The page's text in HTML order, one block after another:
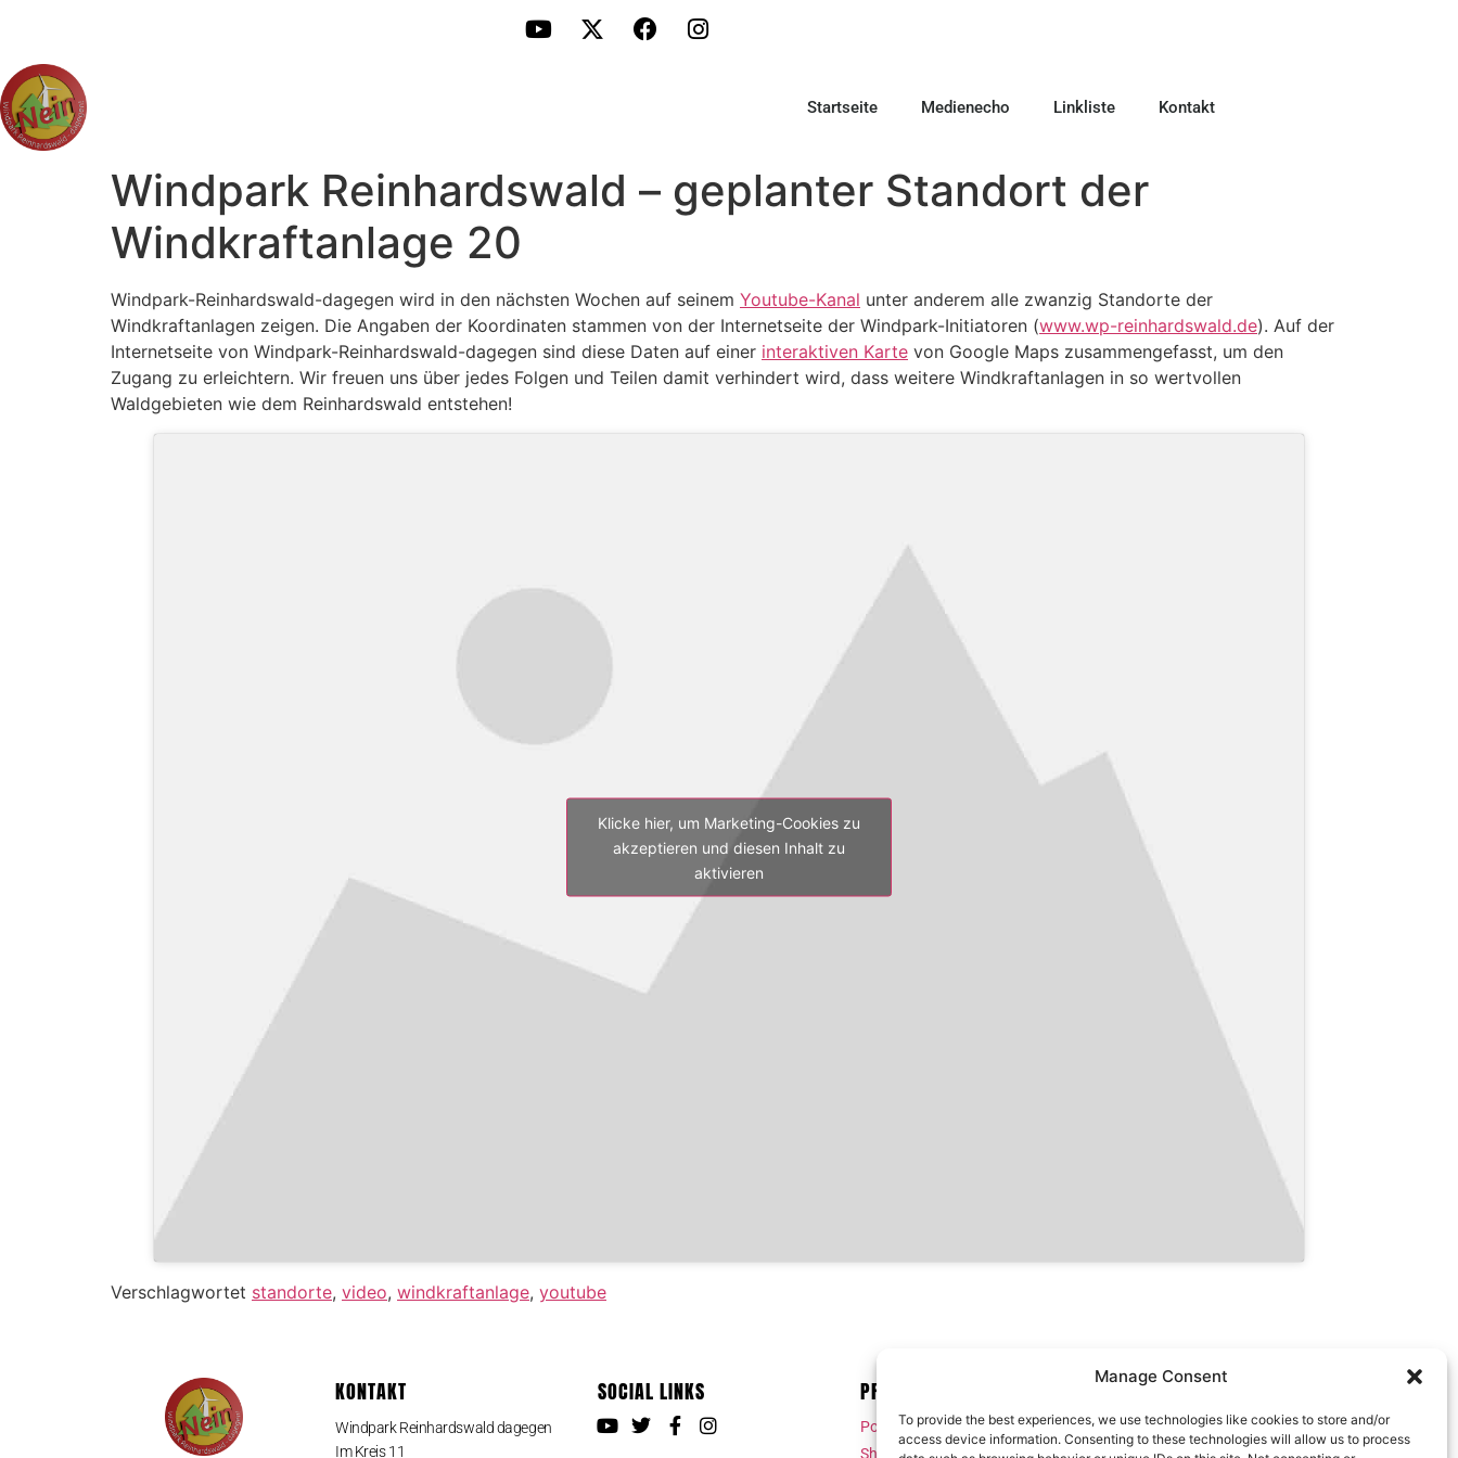
Manage Consent
To provide the best experiences, we use technologies like cookies to store and/or
access device information. Consenting to these technologies will allow us to process
Startseite Medienecho Linkliste Kontakt
Windpark Reinhardswald – geplanter Standort der
Windkraftanlage 20
Windpark-Reinhardswald-dagegen wird in den nächsten Wochen auf seinem Youtube-Kanal unter anderem alle zwanzig Standorte der
Windkraftanlagen zeigen. Die Angaben der Koordinaten stammen von der Internetseite der Windpark-Initiatoren (www.wp-reinhardswald.de). Auf der
Internetseite von Windpark-Reinhardswald-dagegen sind diese Daten auf einer interaktiven Karte von Google Maps zusammengefasst, um den
Zugang zu erleichtern. Wir freuen uns über jedes Folgen und Teilen damit verhindert wird, dass weitere Windkraftanlagen in so wertvollen
Waldgebieten wie dem Reinhardswald entstehen!
Klicke hier, um Marketing-Cookies zu
akzeptieren und diesen Inhalt zu
aktivieren
Verschlagwortet standorte, video, windkraftanlage, youtube
KONTAKT
Windpark Reinhardswald dagegen
Im Kreis 11
SOCIAL LINKS PRESS MEDIA
Pond5 Photo & Video Media
Shutterstock Photo Media
LINKS
Datenschutzerklärung